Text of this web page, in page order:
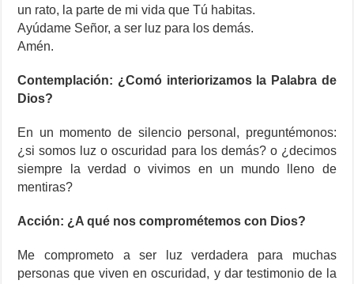
un rato, la parte de mi vida que Tú habitas.
Ayúdame Señor, a ser luz para los demás.
Amén.
Contemplación: ¿Comó interiorizamos la Palabra de
Dios?
En un momento de silencio personal, preguntémonos:
¿si somos luz o oscuridad para los demás? o ¿decimos
siempre la verdad o vivimos en un mundo lleno de
mentiras?
Acción: ¿A qué nos comprométemos con Dios?
Me comprometo a ser luz verdadera para muchas
personas que viven en oscuridad, y dar testimonio de la